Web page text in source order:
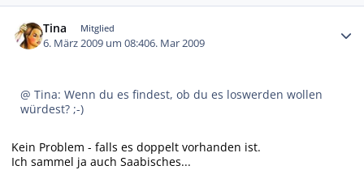
Tina Mitglied
6. März 2009 um 08:406. Mar 2009
@ Tina: Wenn du es findest, ob du es loswerden wollen
würdest? ;-)
Kein Problem - falls es doppelt vorhanden ist.
Ich sammel ja auch Saabisches...